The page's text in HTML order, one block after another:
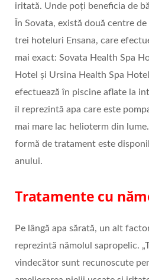
iritată. Unde poți beneficia de
În Sovata, există două centre
trei hoteluri Ensana, care
mai exact: Sovata Health Spa
Hotel și Ursina Health Spa
efectuează în piscine aflate la
îl reprezintă apa care este
mai mare lac helioterm din
formă de tratament este
anului.
Tratamente cu
Pe lângă apa sărată, un alt
reprezintă nămolul sapropelic.
vindecător sunt recunoscute